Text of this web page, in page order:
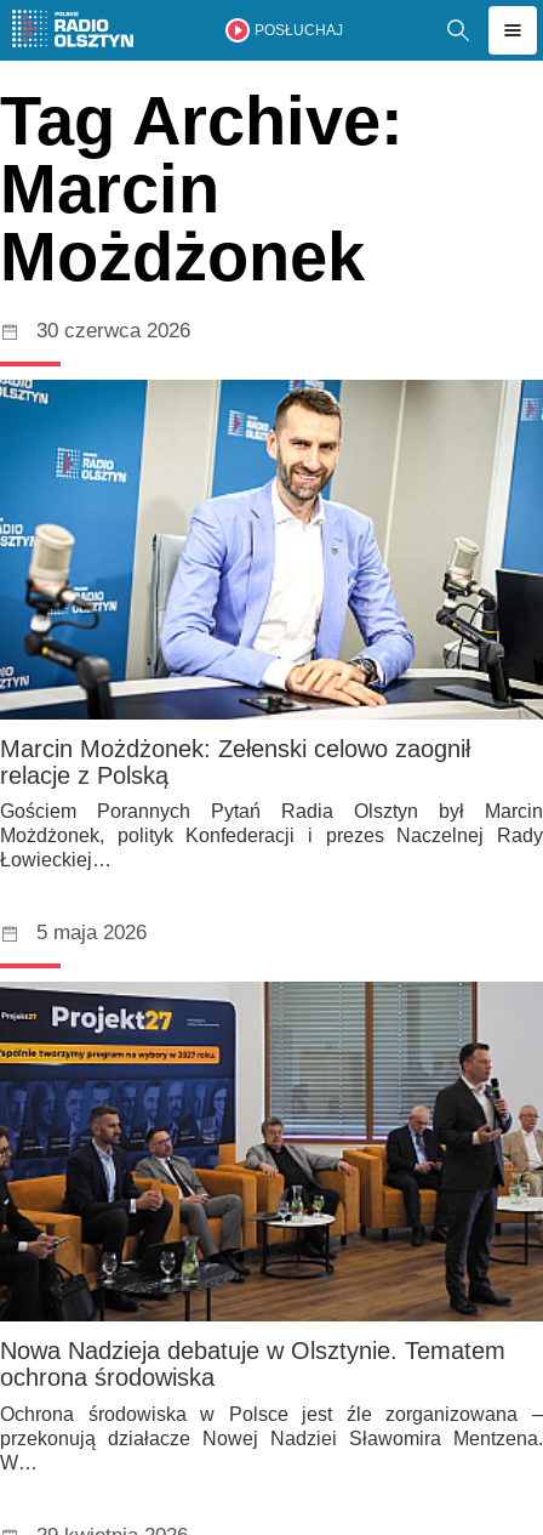
POSŁUCHAJ
Tag Archive:
Marcin
Możdżonek
30 czerwca 2026
Marcin Możdżonek: Zełenski celowo zaognił
relacje z Polską
Gościem Porannych Pytań Radia Olsztyn był Marcin
Możdżonek, polityk Konfederacji i prezes Naczelnej Rady
Łowieckiej…
5 maja 2026
Nowa Nadzieja debatuje w Olsztynie. Tematem
ochrona środowiska
Ochrona środowiska w Polsce jest źle zorganizowana –
przekonują działacze Nowej Nadziei Sławomira Mentzena.
W…